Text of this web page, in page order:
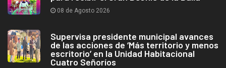
08 de Agosto 2026
Supervisa presidente municipal avances
de las acciones de ‘Más territorio y menos
escritorio’ en la Unidad Habitacional
Cuatro Señoríos